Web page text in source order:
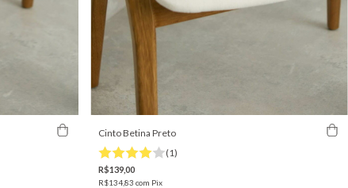
Cinto Betina Preto
(1)
R$139,00
R$134,83com Pix